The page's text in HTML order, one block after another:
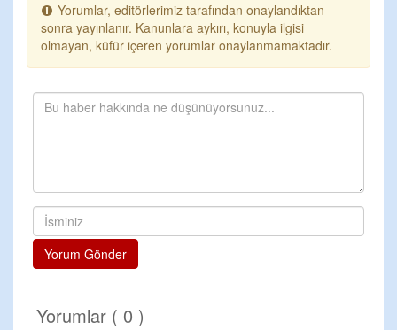
Yorumlar, editörlerimiz tarafından onaylandıktan
sonra yayınlanır. Kanunlara aykırı, konuyla ilgisi
olmayan, küfür içeren yorumlar onaylanmamaktadır.
Yorum Gönder
Yorumlar ( 0 )